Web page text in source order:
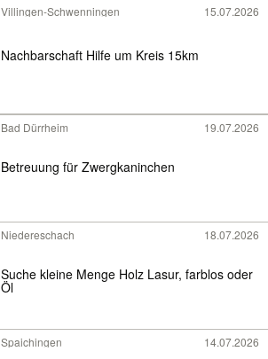
Villingen-Schwenningen 15.07.2026
Nachbarschaft Hilfe um Kreis 15km
Bad Dürrheim 19.07.2026
Betreuung für Zwergkaninchen
Niedereschach 18.07.2026
Suche kleine Menge Holz Lasur, farblos oder
Öl
Spaichingen 14.07.2026